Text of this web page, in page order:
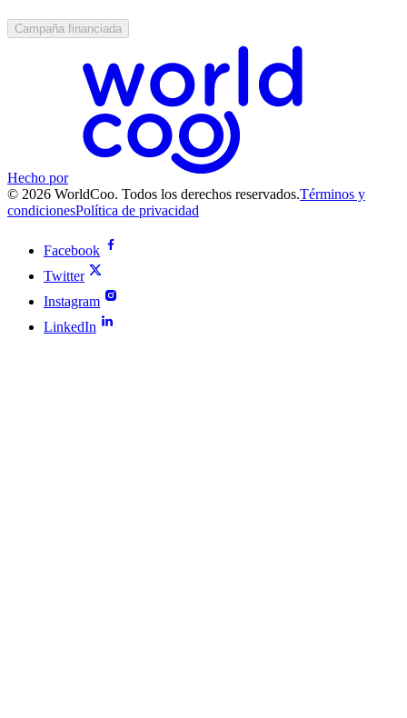
Campaña financiada
Hecho por
© 2026 WorldCoo. Todos los derechos reservados.Términos y
condicionesPolítica de privacidad
Facebook
Twitter
Instagram
LinkedIn